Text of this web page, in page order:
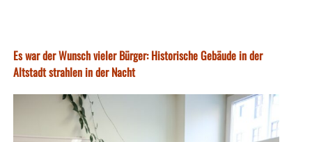
Es war der Wunsch vieler Bürger: Historische Gebäude in der
Altstadt strahlen in der Nacht